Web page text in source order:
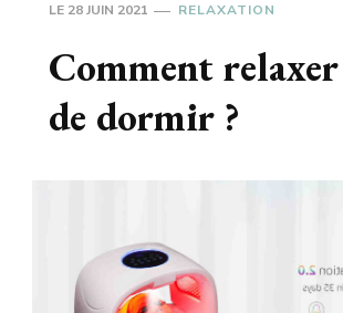
LE 28 JUIN 2021 RELAXATION
Comment
de dormir ?